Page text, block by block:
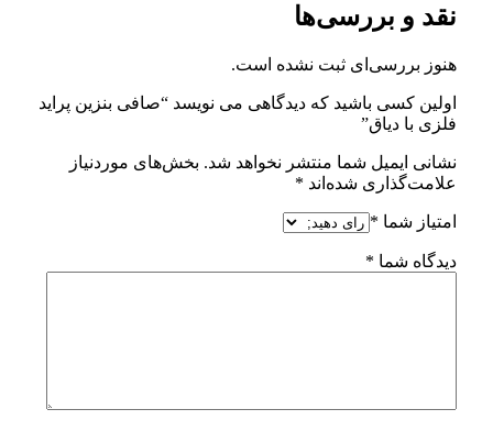
نقد و بررسی‌ها
هنوز بررسی‌ای ثبت نشده است.
اولین کسی باشید که دیدگاهی می نویسد “صافی بنزین پراید
فلزی با دیاق”
نشانی ایمیل شما منتشر نخواهد شد. بخش‌های موردنیاز
علامت‌گذاری شده‌اند *
امتیاز شما *
دیدگاه شما *